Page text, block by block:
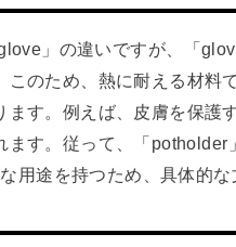
」の違いですが、「
このため、熱に耐える材料
ます。例えば、皮膚を保護
ます。従って、「
用途を持つため、具体的な